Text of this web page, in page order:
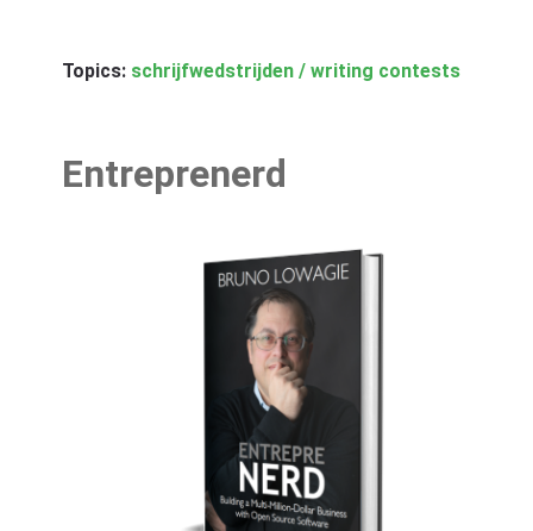
Topics: schrijfwedstrijden / writing contests
Entreprenerd